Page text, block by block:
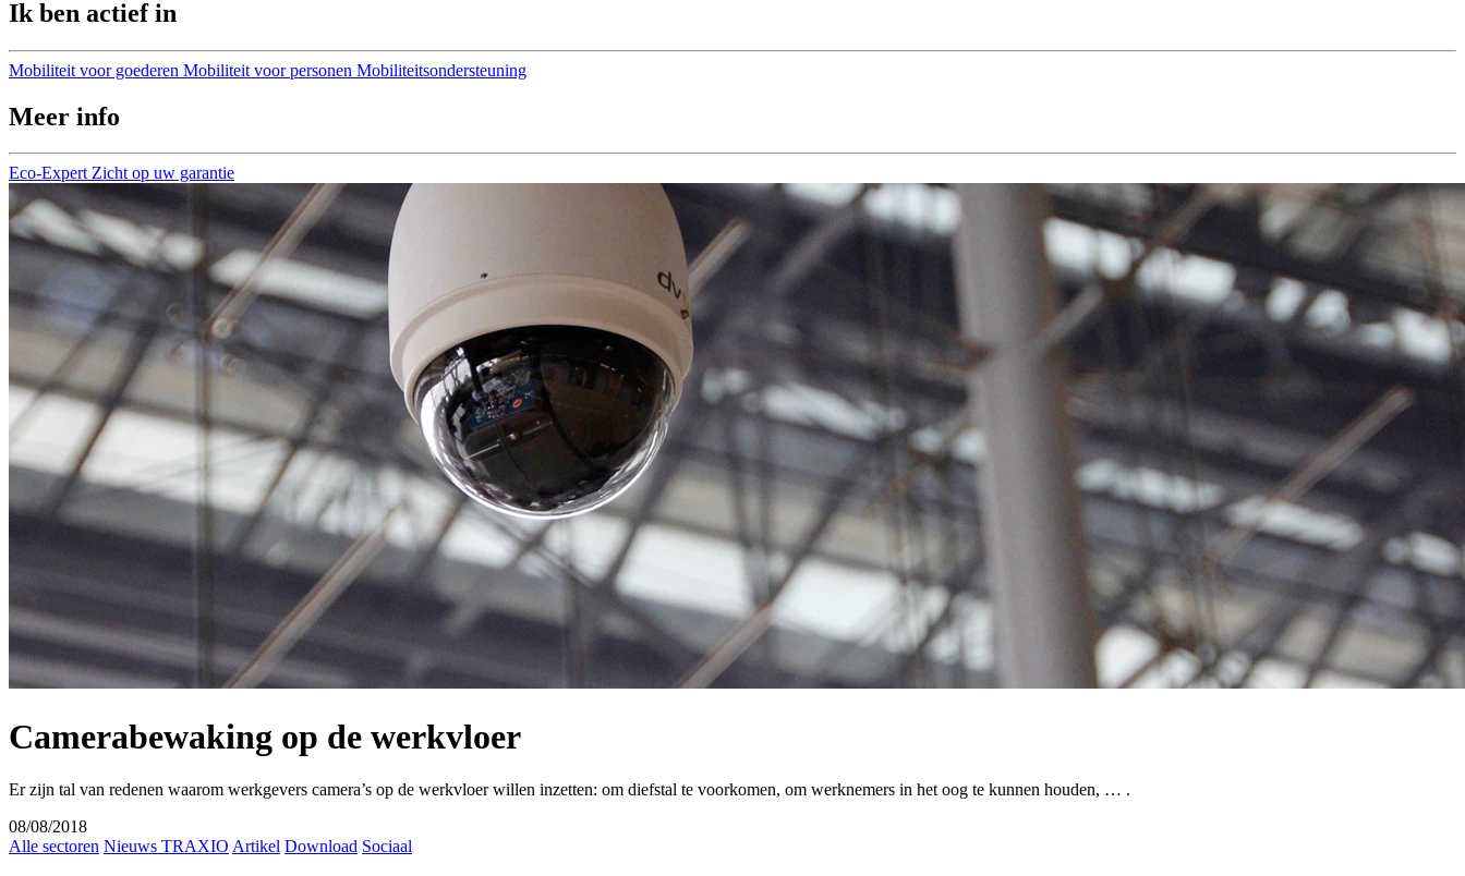
Ik ben actief in
Mobiliteit voor goederen Mobiliteit voor personen Mobiliteitsondersteuning
Meer info
Eco-Expert Zicht op uw garantie
Camerabewaking op de werkvloer
Er zijn tal van redenen waarom werkgevers camera’s op de werkvloer willen inzetten: om diefstal te voorkomen, om werknemers in het oog te kunnen houden, … .
08/08/2018
Alle sectoren Nieuws TRAXIO Artikel Download Sociaal